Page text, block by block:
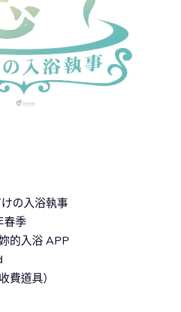
の入浴執事
季
的入浴 APP
道具）